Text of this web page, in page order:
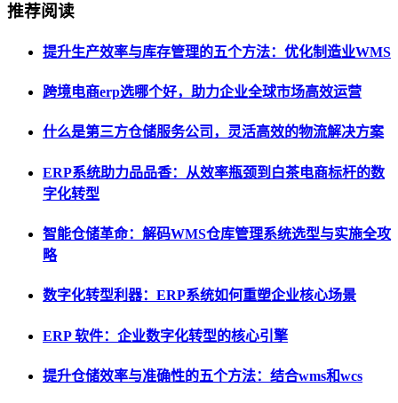
推荐阅读
提升生产效率与库存管理的五个方法：优化制造业WMS
跨境电商erp选哪个好，助力企业全球市场高效运营
什么是第三方仓储服务公司，灵活高效的物流解决方案
ERP系统助力品品香：从效率瓶颈到白茶电商标杆的数
字化转型
智能仓储革命：解码WMS仓库管理系统选型与实施全攻
略
数字化转型利器：ERP系统如何重塑企业核心场景
ERP 软件：企业数字化转型的核心引擎
提升仓储效率与准确性的五个方法：结合wms和wcs